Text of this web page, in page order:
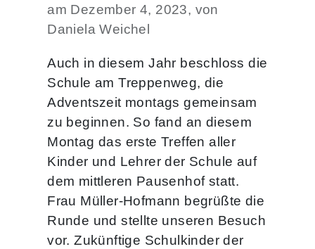
am Dezember 4, 2023, von
Daniela Weichel
Auch in diesem Jahr beschloss die
Schule am Treppenweg, die
Adventszeit montags gemeinsam
zu beginnen. So fand an diesem
Montag das erste Treffen aller
Kinder und Lehrer der Schule auf
dem mittleren Pausenhof statt.
Frau Müller-Hofmann begrüßte die
Runde und stellte unseren Besuch
vor. Zukünftige Schulkinder der